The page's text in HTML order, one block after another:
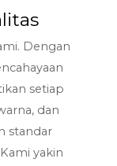
Dengan
setiap
dan
standar
yakin